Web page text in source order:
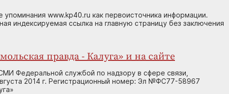
www.kp40.ru как первоисточника информации.
индексируемая ссылка на главную страницу без заключения
правда - Калуга» и на сайте
Федеральной службой по надзору в сфере связи,
2014 г. Регистрационный номер: Эл №ФС77-58967